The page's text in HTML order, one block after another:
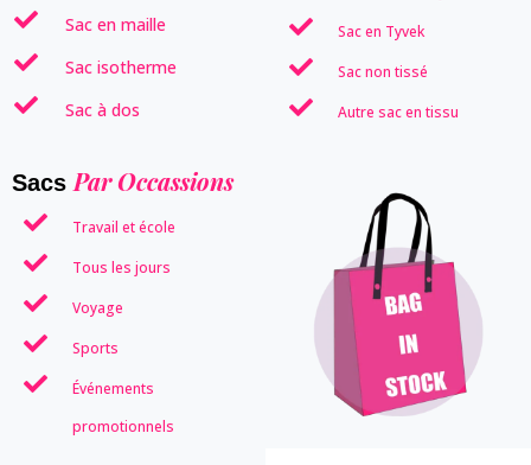
Sac en maille
Sac isotherme
Sac à dos
Sac en Tyvek
Sac non tissé
Autre sac en tissu
Sacs Par Occassions
Travail et école
Tous les jours
Voyage
Sports
Événements
promotionnels